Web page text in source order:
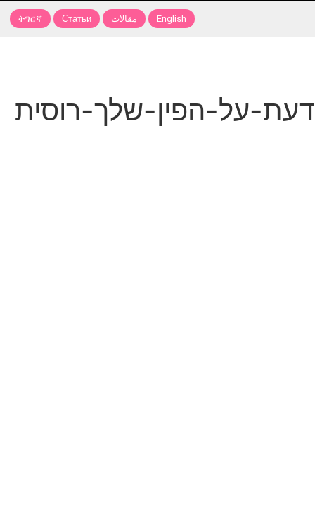
English مقالات Статьи
ትግርኛ
על-הפין-שלך-רוסית